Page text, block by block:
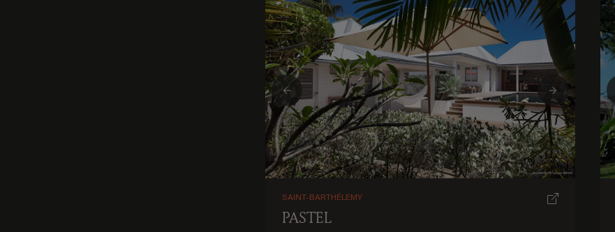
Previous Next
SAINT-BARTHÉLEMY
PASTEL